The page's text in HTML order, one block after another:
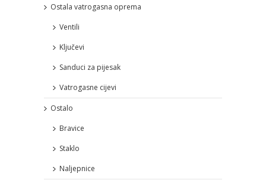
Ostala vatrogasna oprema
Ventili
Ključevi
Sanduci za pijesak
Vatrogasne cijevi
Ostalo
Bravice
Staklo
Naljepnice